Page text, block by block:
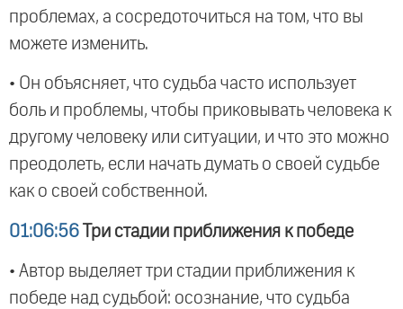
проблемах, а сосредоточиться на том, что вы
можете изменить.
• Он объясняет, что судьба часто использует
боль и проблемы, чтобы приковывать человека к
другому человеку или ситуации, и что это можно
преодолеть, если начать думать о своей судьбе
как о своей собственной.
01:06:56 Три стадии приближения к победе
• Автор выделяет три стадии приближения к
победе над судьбой: осознание, что судьба